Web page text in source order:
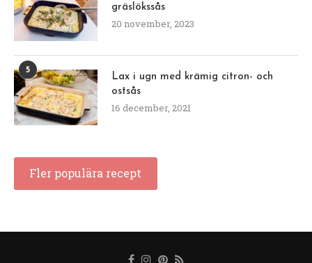
gräslökssås
20 november, 2023
5
Lax i ugn med krämig citron- och
ostsås
16 december, 2021
Fler populära recept